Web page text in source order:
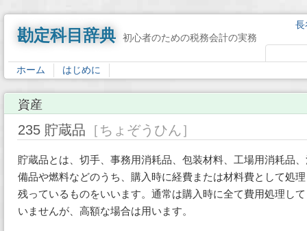
勘定科目辞典 初心者のための税務会計の実務
長
ホーム はじめに
資産
235 貯蔵品 ［ちょぞうひん］
貯蔵品とは、切手、事務用消耗品、包装材料、工場用消耗品
備品や燃料などのうち、購入時に経費または材料費として処
残っているものをいいます。通常は購入時に全て費用処理し
いませんが、高額な場合は用います。